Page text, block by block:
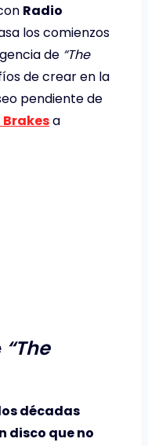
Radio
los comienzos
de “The
de crear en la
pendiente de
Brakesa
“The
décadas
disco que no